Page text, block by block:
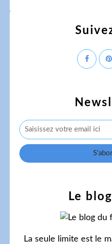
Le
La seule limite est le